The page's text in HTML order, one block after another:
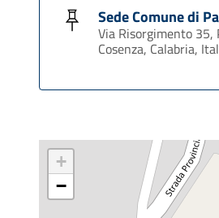
Sede Comune di
Via Risorgimento 35,
Cosenza, Calabria,
+
−